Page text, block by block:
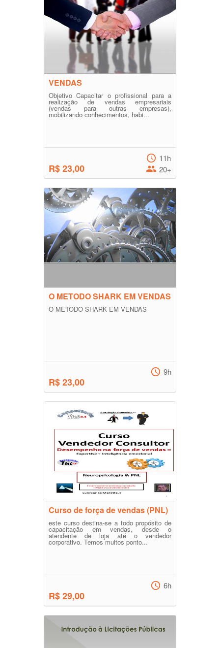
VENDAS
Objetivo Capacitar o profissional para a
realização de vendas empresariais
(vendas para outras empresas),
mobilizando conhecimentos, habi...
R$ 23,00
11h
20+
O METODO SHARK EM VENDAS
O METODO SHARK EM VENDAS
R$ 23,00
9h
Curso de força de vendas (PNL)
este curso destina-se a todo propósito de
capacitação em vendas, desde o
atendente de loja até o vendedor
corporativo. Temos muitos ponto...
R$ 29,00
6h